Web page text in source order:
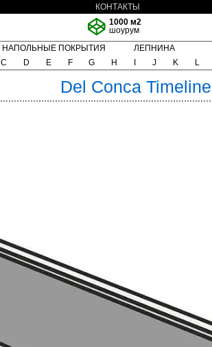
КОНТАКТЫ
1000 м2
шоурум
НАПОЛЬНЫЕ ПОКРЫТИЯ ЛЕПНИНА
C D E F G H J K L
Del Conca Timeline